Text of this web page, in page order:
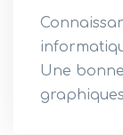
Une